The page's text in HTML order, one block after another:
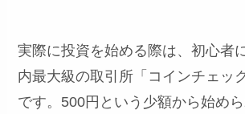
実際に投資を始める際は、初心者
内最大級の取引所「コインチェッ
です。500円という少額から始め